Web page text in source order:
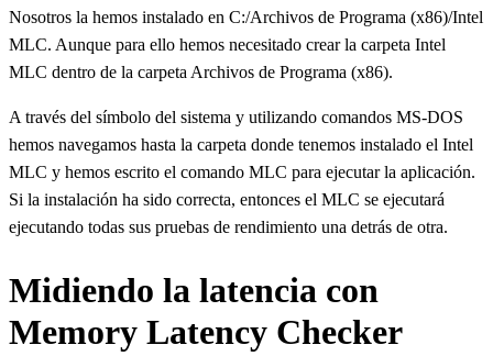
Nosotros la hemos instalado en C:/Archivos de Programa (x86)/Intel
MLC. Aunque para ello hemos necesitado crear la carpeta Intel
MLC dentro de la carpeta Archivos de Programa (x86).
A través del símbolo del sistema y utilizando comandos MS-DOS
hemos navegamos hasta la carpeta donde tenemos instalado el Intel
MLC y hemos escrito el comando MLC para ejecutar la aplicación.
Si la instalación ha sido correcta, entonces el MLC se ejecutará
ejecutando todas sus pruebas de rendimiento una detrás de otra.
Midiendo la latencia con
Memory Latency Checker